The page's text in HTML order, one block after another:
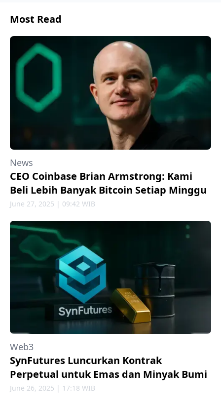
Most Read
News
CEO Coinbase Brian Armstrong: Kami
Beli Lebih Banyak Bitcoin Setiap Minggu
June 27, 2025 | 09:42 WIB
Web3
SynFutures Luncurkan Kontrak
Perpetual untuk Emas dan Minyak Bumi
June 26, 2025 | 17:18 WIB